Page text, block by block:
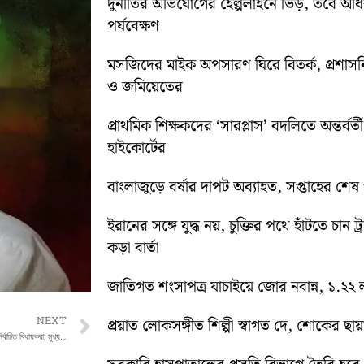
NEXT
১৩ ও ১৪ মে বিশেষ অধিবেশন, শপথ নেবেন নবনির্বাচিত বিধায়করা; মুখ্যমন্ত্রী হিসেবে প্রথমবার বিধানসভায় শুভেন্দু Next
পর্যবেক্ষণ
মসজিদের মাইক অপসারণ ঘিরে বিতর্ক,
ও জমিয়েতের
প্রাথমিক শিক্ষকদের ‘সারপ্লাস’ বদলিতে
হাইকোর্টের
বাংলাজুড়ে বর্ষার দাপট অব্যাহত, সপ্তাহের শেষ
ইরানের সঙ্গে যুদ্ধ নয়, চুক্তির পথে হাঁটতে চান
কড়া বার্তা
জাতিগত শংসাপত্র যাচাইয়ে জোর নবান্ন, ১.২২
প্রয়াত লোকসঙ্গীত শিল্পী স্বাগত দে, শোকের